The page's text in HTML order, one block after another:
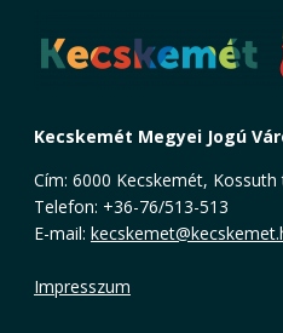
Kecskemét Megyei Jogú
Cím: 6000 Kecskemét, Kossuth
Telefon: +36-76/513-513
E-mail:
Impresszum